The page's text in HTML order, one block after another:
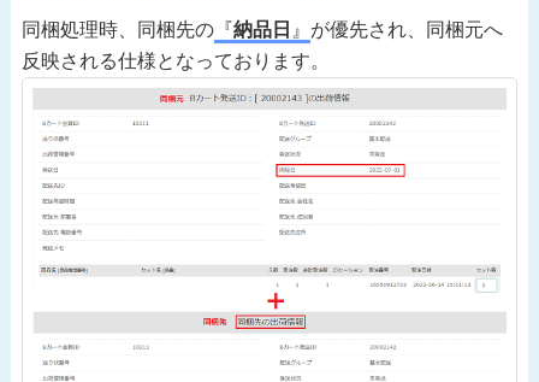
同梱処理時、同梱先の『納品日 』 が優先され、同梱元へ
反映される仕様となっております。